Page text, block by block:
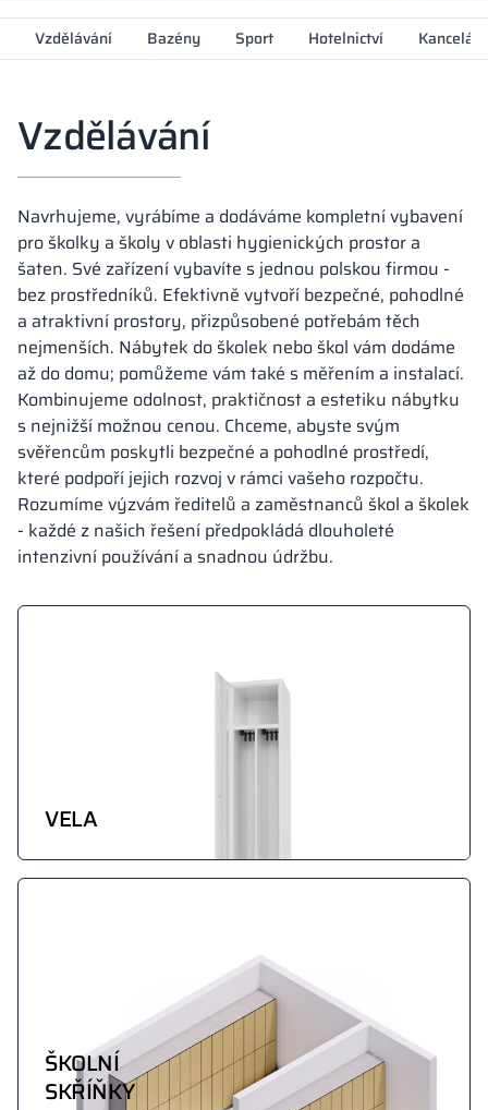
Kovové skříně
Oddíly
Altus
Skříně typu L
Úplná nabídka
Schválení,
Mapa realizací
Vzdělávání Bazény Sport Hotelnictví Kanceláře
Vzdělávání
Navrhujeme, vyrábíme a dodáváme kompletní vybavení
pro školky a školy v oblasti hygienických prostor a
šaten. Své zařízení vybavíte s jednou polskou firmou -
bez prostředníků. Efektivně vytvoří bezpečné, pohodlné
a atraktivní prostory, přizpůsobené potřebám těch
nejmenších. Nábytek do školek nebo škol vám dodáme
až do domu; pomůžeme vám také s měřením a instalací.
Kombinujeme odolnost, praktičnost a estetiku nábytku
s nejnižší možnou cenou. Chceme, abyste svým
svěřencům poskytli bezpečné a pohodlné prostředí,
které podpoří jejich rozvoj v rámci vašeho rozpočtu.
Rozumíme výzvám ředitelů a zaměstnanců škol a školek
- každé z našich řešení předpokládá dlouholeté
intenzivní používání a snadnou údržbu.
VELA
ŠKOLNÍ
SKŘÍŇKY